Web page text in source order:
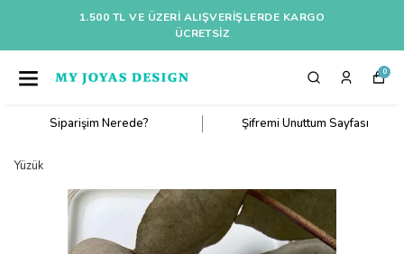
1.500 TL VE ÜZERI ALIŞVERIŞLERDE KARGO
ÜCRETSİZ
0
Siparişim Nerede? Şifremi Unuttum Sayfası
Yüzük